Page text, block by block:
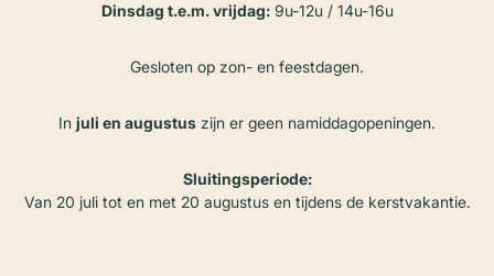
Dinsdag t.e.m. vrijdag:9u-12u / 14u-16u
Gesloten op zon- en feestdagen.
In juli en augustus zijn er geen namiddagopeningen.
Sluitingsperiode:
Van 20 juli tot en met 20 augustus en tijdens de kerstvakantie.